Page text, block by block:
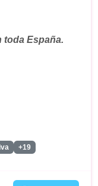
toda España.
+19